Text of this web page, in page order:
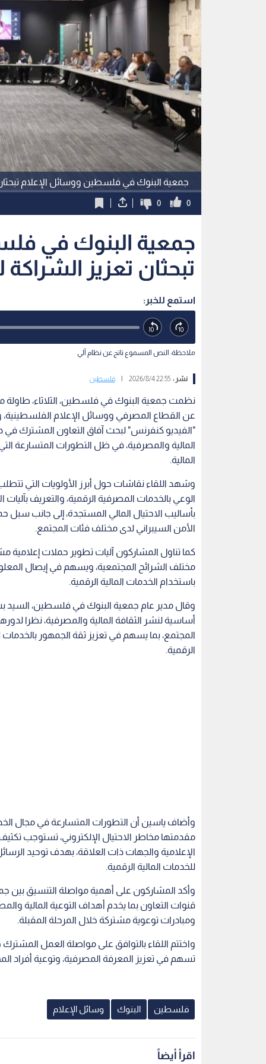
جمعية البنوك في فلسطين ووسائل الإعلام
0
0
جمعية البنوك في
تبحثان تعزيز
استمع للخبر:
ملاحظة: النص المسموع ناتج عن نظام آلي
نشر :22:55 2026/8/4 فلسطين
نظمت جمعية البنوك في فلسطين، الثلاثاء، طاولة
عن القطاع المصرفي ووسائل الإعلام
"الفيديو كنفرنس" لبحث آفاق التعاون المشترك في
المالية والمصرفية، في ظل التطورات المتسارعة
المالية.
وشهد اللقاء نقاشات حول أبرز الأولويات التي
الوعي بالخدمات المصرفية الرقمية، والتعريف بآليات
بأساليب الاحتيال المالي المستجدة، إلى جانب سبل
الأمن السيبراني لدى مختلف فئات المجتمع.
كما تناول المشاركون آليات تطوير حملات
مختلف الشرائح المجتمعية، ويسهم في إيصال
باستخدام الخدمات المالية الرقمية.
وقال مدير عام جمعية البنوك في فلسطين، السيد
أساسية لنشر الثقافة المالية والمصرفية، نظرا
المجتمع، بما يسهم في تعزيز ثقة الجمهور
الرقمية.
وأضاف ياسين أن التطورات المتسارعة في مجال
مقدمتها مخاطر الاحتيال الإلكتروني، تستوجب
الإعلامية والجهات ذات العلاقة، بهدف توحيد
للخدمات المالية الرقمية.
وأكد المشاركون على أهمية مواصلة التنسيق بين
قنوات التعاون بما يخدم أهداف التوعية المالية
ومبادرات توعوية مشتركة خلال المرحلة المقبلة.
واختتم اللقاء بالتوافق على مواصلة العمل المشترك
تسهم في تعزيز المعرفة المصرفية، وتوعية أفراد
فلسطين البنوك وسائل الإعلام
اقرأ أيضاً